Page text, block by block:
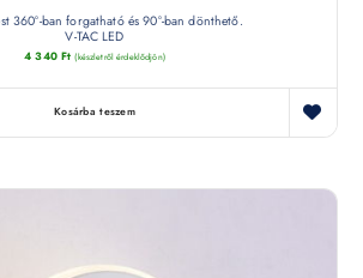
360°-ban forgatható és 90°-ban dönthető.
V-TAC LED
4 340 Ft (készletről érdeklődjön)
Kosárba teszem